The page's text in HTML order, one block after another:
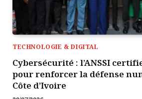
TECHNOLOGIE & DIGITAL
Cybersécurité : l’ANSSI
pour renforcer la défense
Côte d’Ivoire